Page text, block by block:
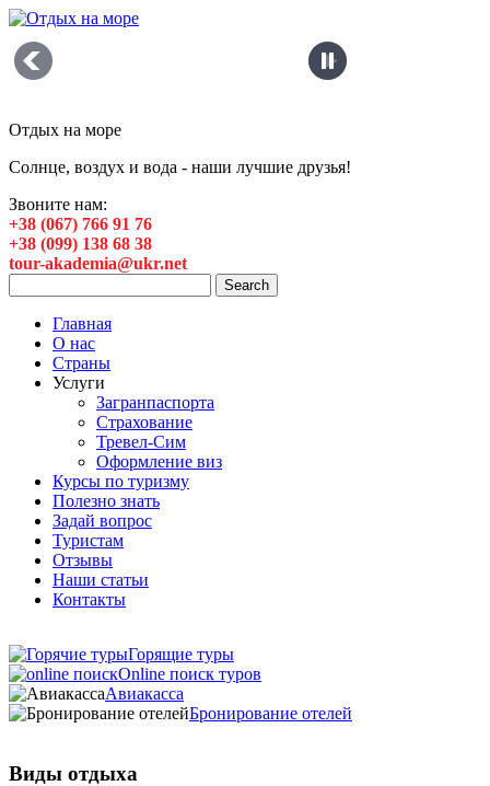
Отдых на море
Солнце, воздух и вода - наши лучшие друзья!
Звоните нам:
+38 (067) 766 91 76
+38 (099) 138 68 38
tour-akademia@ukr.net
Главная
О нас
Страны
Услуги
Загранпаспорта
Страхование
Тревел-Сим
Оформление виз
Курсы по туризму
Полезно знать
Задай вопрос
Туристам
Отзывы
Наши статьи
Контакты
Горящие туры
Online поиск туров
Авиакасса
Бронирование отелей
Виды отдыха